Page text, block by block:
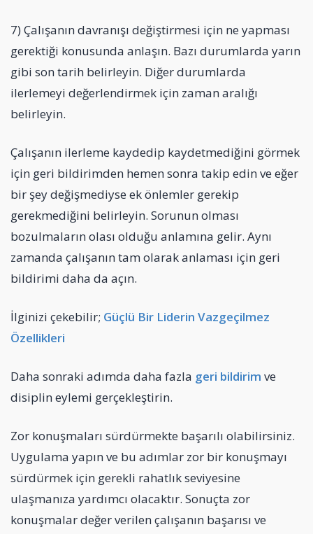
7) Çalışanın davranışı değiştirmesi için ne yapması
gerektiği konusunda anlaşın. Bazı durumlarda yarın
gibi son tarih belirleyin. Diğer durumlarda
ilerlemeyi değerlendirmek için zaman aralığı
belirleyin.
Çalışanın ilerleme kaydedip kaydetmediğini görmek
için geri bildirimden hemen sonra takip edin ve eğer
bir şey değişmediyse ek önlemler gerekip
gerekmediğini belirleyin. Sorunun olması
bozulmaların olası olduğu anlamına gelir. Aynı
zamanda çalışanın tam olarak anlaması için geri
bildirimi daha da açın.
İlginizi çekebilir; Güçlü Bir Liderin Vazgeçilmez
Özellikleri
Daha sonraki adımda daha fazla geri bildirim ve
disiplin eylemi gerçekleştirin.
Zor konuşmaları sürdürmekte başarılı olabilirsiniz.
Uygulama yapın ve bu adımlar zor bir konuşmayı
sürdürmek için gerekli rahatlık seviyesine
ulaşmanıza yardımcı olacaktır. Sonuçta zor
konuşmalar değer verilen çalışanın başarısı ve